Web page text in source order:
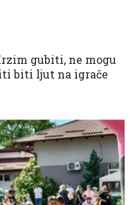
gubiti, ne mogu
biti ljut na igrače